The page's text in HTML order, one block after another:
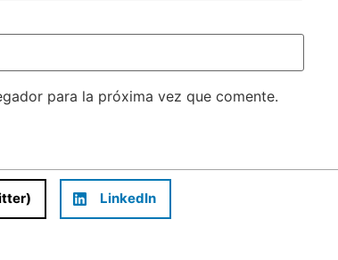
para la próxima vez que comente.
LinkedIn